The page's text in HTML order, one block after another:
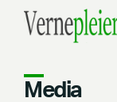
Media